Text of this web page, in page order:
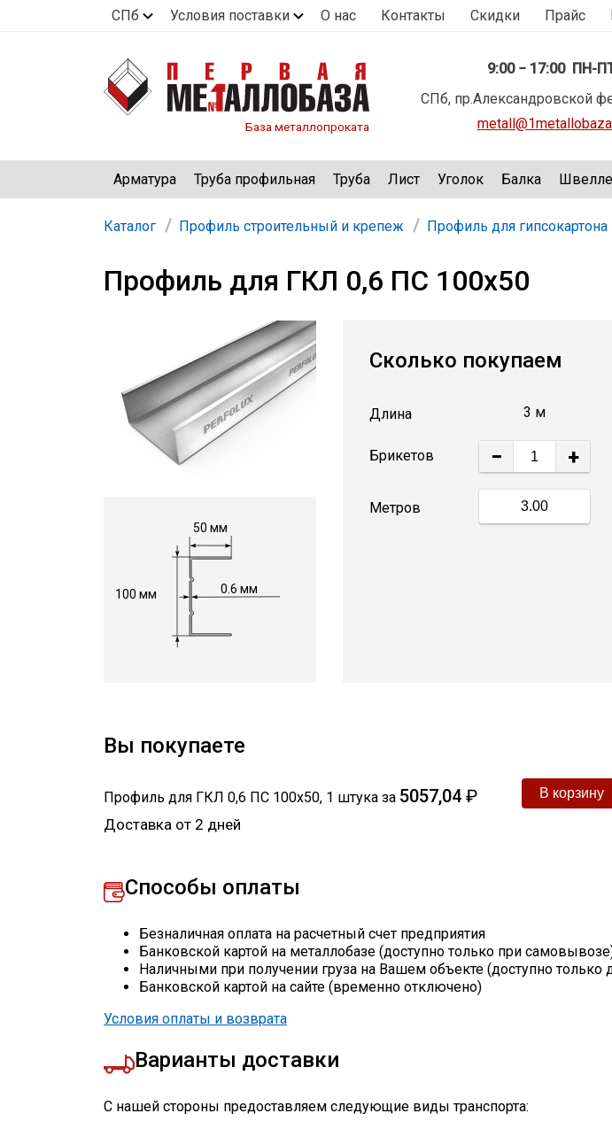
СПб Условия поставки О нас Контакты Скидки Прайс
База металлопроката
9:00 − 17:00 ПН-
СПб, пр.Александровской
Арматура Труба профильная Труба Лист Уголок Балка
Каталог Профиль строительный и крепеж Профиль для гипсокартона
Профиль для ГКЛ 0,6 ПС 100х50
50 мм
100 мм 0.6 мм
Сколько покупаем
Длина 3 м
− +
Метров
Вы покупаете
Профиль для ГКЛ 0,6 ПС 100х50, 1 штука за 5057,04 ₽
Доставка от 2 дней
Способы оплаты
Безналичная оплата на расчетный счет предприятия
Банковской картой на металлобазе (доступно только при
Наличными при получении груза на Вашем объекте (доступно только
Банковской картой на сайте (временно отключено)
Условия оплаты и возврата
Варианты доставки
С нашей стороны предоставляем следующие виды транспорта: